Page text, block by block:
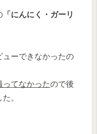
「にんにく・ガーリ
ューできなかったの
ってなかったので後
。